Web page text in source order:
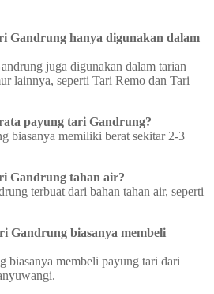
Gandrung hanya digunakan dalam
juga digunakan dalam tarian
lainnya, seperti Tari Remo dan Tari
payung tari Gandrung?
biasanya memiliki berat sekitar 2-3
Gandrung tahan air?
terbuat dari bahan tahan air, seperti
Gandrung biasanya membeli
biasanya membeli payung tari dari